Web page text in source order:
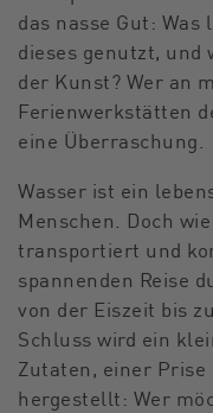
das nasse Gut: Was
dieses genutzt, und
der Kunst? Wer an
Ferienwerkstätten
eine Überraschung.
Wasser ist ein
Menschen. Doch
transportiert und
spannenden Reise
von der Eiszeit bis
Schluss wird ein
Zutaten, einer Prise
hergestellt: Wer